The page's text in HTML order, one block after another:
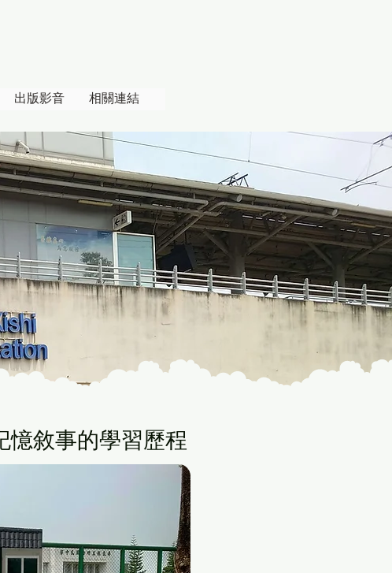
出版影音 相關連結
憶敘事的學習歷程